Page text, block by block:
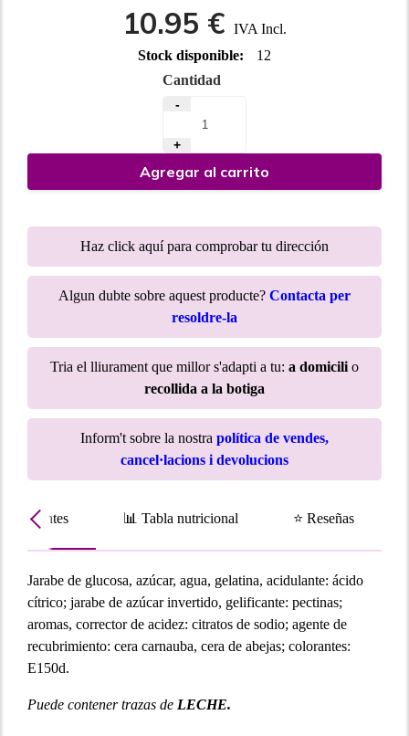
10.95 € IVA Incl.
Stock disponible:
12
Cantidad
-
+
Agregar al carrito
Haz click aquí para comprobar tu dirección
Algun dubte sobre aquest producte? Contacta per
resoldre-la
Tria el lliurament que millor s'adapti a tu: a domicili o
recollida a la botiga
Inform't sobre la nostra política de vendes,
cancel·lacions i devolucions
📊 Tabla nutricional ⭐ Reseñas
Jarabe de glucosa, azúcar, agua, gelatina, acidulante: ácido
cítrico; jarabe de azúcar invertido, gelificante: pectinas;
aromas, corrector de acidez: citratos de sodio; agente de
recubrimiento: cera carnauba, cera de abejas; colorantes:
E150d.
Puede contener trazas de LECHE.